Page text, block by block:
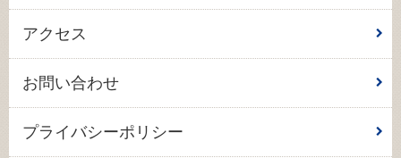
アクセス
お問い合わせ
プライバシーポリシー